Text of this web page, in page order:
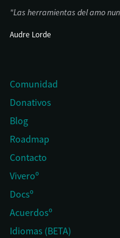
"Las herramientas del amo
Audre Lorde
Comunidad
Donativos
Blog
Roadmap
Contacto
Viveroº
Docsº
Acuerdosº
Idiomas (BETA)